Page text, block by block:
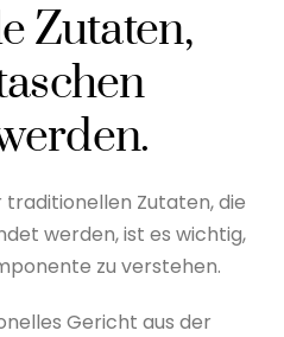
Zutaten,
Zutaten, die
werden, ist es wichtig,
zu verstehen.
Gericht aus der